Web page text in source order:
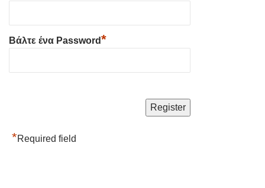
Βάλτε ένα Password*
*Required field